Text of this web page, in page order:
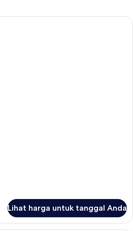
Lihat harga untuk tanggal Anda